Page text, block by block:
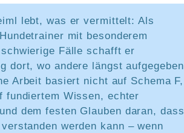
lebt, was er vermittelt: Als
mit besonderem
Fälle schafft er
dort, wo andere längst aufgegeben
Arbeit basiert nicht auf Schema F,
fundiertem Wissen, echter
dem festen Glauben daran, dass
werden kann – wenn